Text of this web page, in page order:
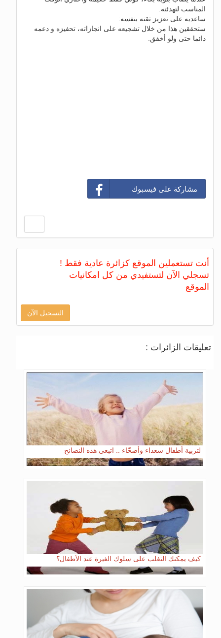
المناسب لتهدئته.
ساعديه على تعزيز ثقته بنفسه:
ستحققين هذا من خلال تشجيعه على انجازاته، تحفيزه و دعمه
دائما حتى ولو أخفق.
مشاركة على فيسبوك
أنت تستعملين الموقع كزائرة عادية فقط !
تسجلي الآن لتستفيدي من كل امكانيات
الموقع
التسجيل الآن
تعليقات الزائرات :
لتربية أطفال سعداء وأصحّاء .. اتبعي هذه النصائح
كيف يمكنك التغلب على سلوك الغيرة عند الأطفال؟